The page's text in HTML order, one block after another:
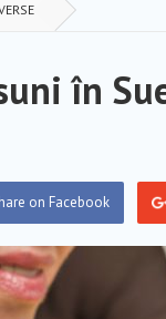
în
on Facebook